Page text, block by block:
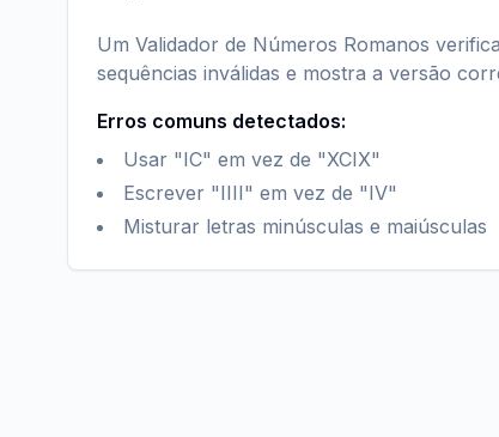
Um Validador de Números Romanos
sequências inválidas e mostra a versão
Erros comuns detectados:
Usar "IC" em vez de "XCIX"
Escrever "IIII" em vez de "IV"
Misturar letras minúsculas e maiúsculas